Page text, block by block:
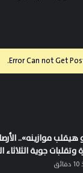
Error Can not Get
هيقلب موازينه»..
وتقلبات جوية الثلاثاء